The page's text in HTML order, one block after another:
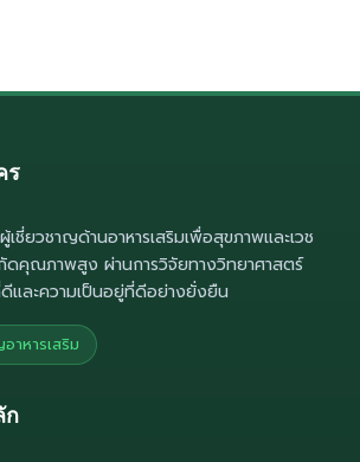
ร
ชี่ยวชาญด้านอาหารเสริมเพื่อสุขภาพและเวช
ดคุณภาพสูง ผ่านการวิจัยทางวิทยาศาสตร์
และความเป็นอยู่ที่ดีอย่างยั่งยืน
าหารเสริม
ก